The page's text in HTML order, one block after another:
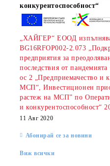
конкурентоспособност“
„ХАЙГЕР“ ЕООД
BG16RFOP002-2.073
предприятия за
последствия от
ос 2 „Предприемачество и
МСП“, Инвестиционен
растеж на МСП” по
и конкурентоспособност“
11 Авг 2020
Абонирай се за новини
Виж всички